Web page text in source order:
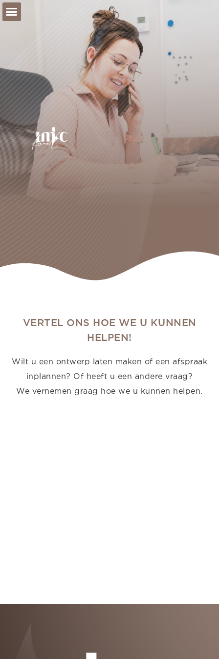
VERTEL ONS HOE WE U KUNNEN
HELPEN!
Wilt u een ontwerp laten maken of een afspraak
inplannen? Of heeft u een andere vraag?
We vernemen graag hoe we u kunnen helpen.